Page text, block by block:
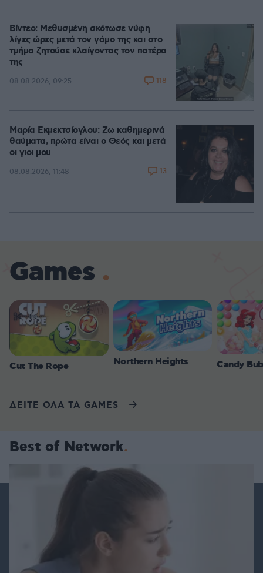
Βίντεο: Μεθυσμένη σκότωσε νύφη
λίγες ώρες μετά τον γάμο της και στο
τμήμα ζητούσε κλαίγοντας τον πατέρα
της
08.08.2026, 09:25 118
Μαρία Εκμεκτσίογλου: Ζω καθημερινά
θαύματα, πρώτα είναι ο Θεός και μετά
οι γιοι μου
08.08.2026, 11:48 13
Games
Cut The Rope Northern Heights Candy
ΔΕΙΤΕ ΟΛΑ ΤΑ GAMES
Best of Network